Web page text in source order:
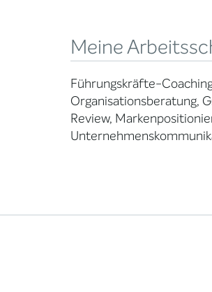
Meine
Führungskräfte-
Organisationsberatung,
Review,